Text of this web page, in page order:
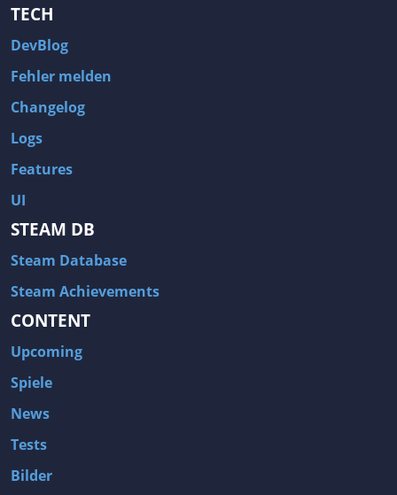
TECH
DevBlog
Fehler melden
Changelog
Logs
Features
UI
STEAM DB
Steam Database
Steam Achievements
CONTENT
Upcoming
Spiele
News
Tests
Bilder